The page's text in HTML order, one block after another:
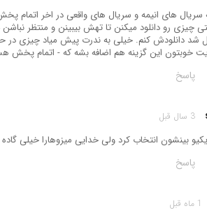
های انیمه و سریال های واقعی در اخر اتمام
چیزی رو دانلود میکنن تا تهش بیبینن و منتظر
شد دانلودش کنم. خیلی به ندرت پیش میاد چیزی در
خوبتون این گزینه هم اضافه بشه که - اتمام پخش
پاسخ
3 سال قبل
بینشون انتخاب کرد ولی خدایی میزوهارا خیلی گاده
پاسخ
1 ماه قبل